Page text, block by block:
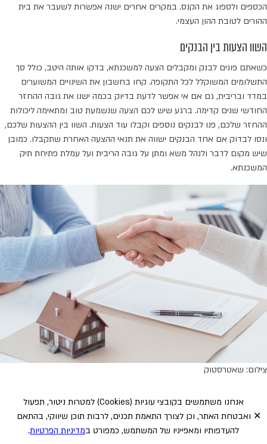
אנחנו משתמשים בקובצי עוגיות (Cookies) למטרות ניטור, תפעול
ואבטחת האתר, וכן לצורך התאמת תכנים, לרבות תוכן שיווקי, בהתאם
להעדפותיו ומאפייניו של המשתמש, כמפורט במדיניות הפרטיות.
✕
הכספים ולספוג את הקנס. במקרים אחרים ישנה אפשרות לשעבר את בית
ההורים לטובת ההון העצמי.
השוו הצעות בין הבנקים
כשאתם פונים לבנק ומקבלים הצעה למשכנתא, בדקו אותה היטב, כולל סך
התשלומים המשוקלל לכל התקופה. קחו בחשבון את השינויים המשוערים
במדד ובריבית, גם אם אי אפשר לדעת בדיוק בכמה ישנו את גובה ההחזר
החודשי שנים קדימה. ברגע שיש לכם הצעה שנשמעת טוב ומתאימה ליכולות
ההחזר שלכם, פנו לבנקים נוספים וקבלו עוד הצעות. השוו בין ההצעות שלכם,
ונסו לבדוק אם אחד הבנקים ישווה את תנאי ההצעה האחרת שתקבלו. כמובן
שיש מקום לדבר ולנהל משא ומתן על גובה הריבית ועל עמלת פתיחת תיק
המשכנתא.
צילום: שאטרסטוק
השקיעו בקיימות ובבנייה ירוקה
סוג המשכנתא וההון העצמי הם לא הדברים היחידים שמשנים את השורה
התחתונה. גם לסוג הדירה שאתם רוכשים יש השפעה והחשבון שאתם עושים